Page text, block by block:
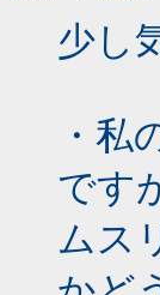
少し
・私
です
ムス